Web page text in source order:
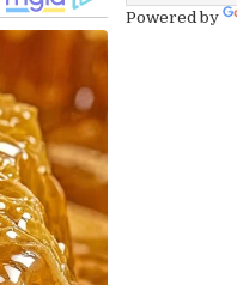
Powered by